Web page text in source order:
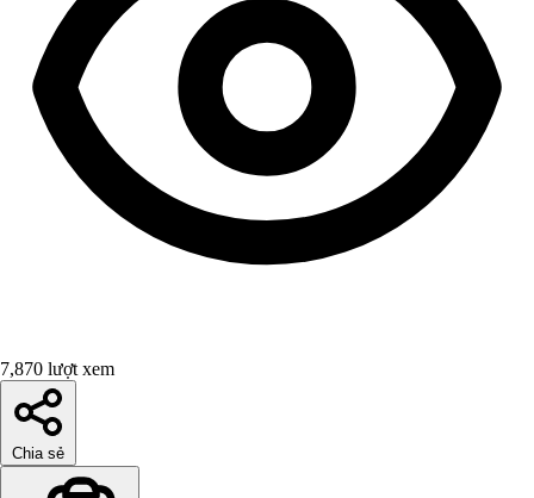
7,870 lượt xem
Chia sẻ